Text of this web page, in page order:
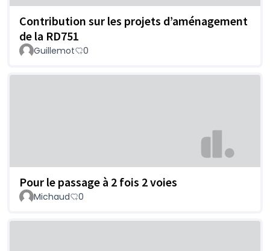
Contribution sur les projets d’aménagement
de la RD751
Guillemot 0
Pour le passage à 2 fois 2 voies
Michaud 0